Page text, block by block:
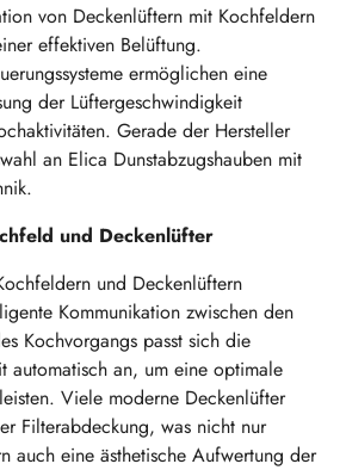
von Deckenlüftern mit Kochfeldern
effektiven Belüftung.
ermöglichen eine
der Lüftergeschwindigkeit
Gerade der Hersteller
an Elica Dunstabzugshauben mit
und Deckenlüfter
und Deckenlüftern
Kommunikation zwischen den
Kochvorgangs passt sich die
automatisch an, um eine optimale
Viele moderne Deckenlüfter
Filterabdeckung, was nicht nur
auch eine ästhetische Aufwertung der